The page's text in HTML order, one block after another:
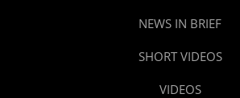
NEWS IN BRIEF
SHORT VIDEOS
VIDEOS